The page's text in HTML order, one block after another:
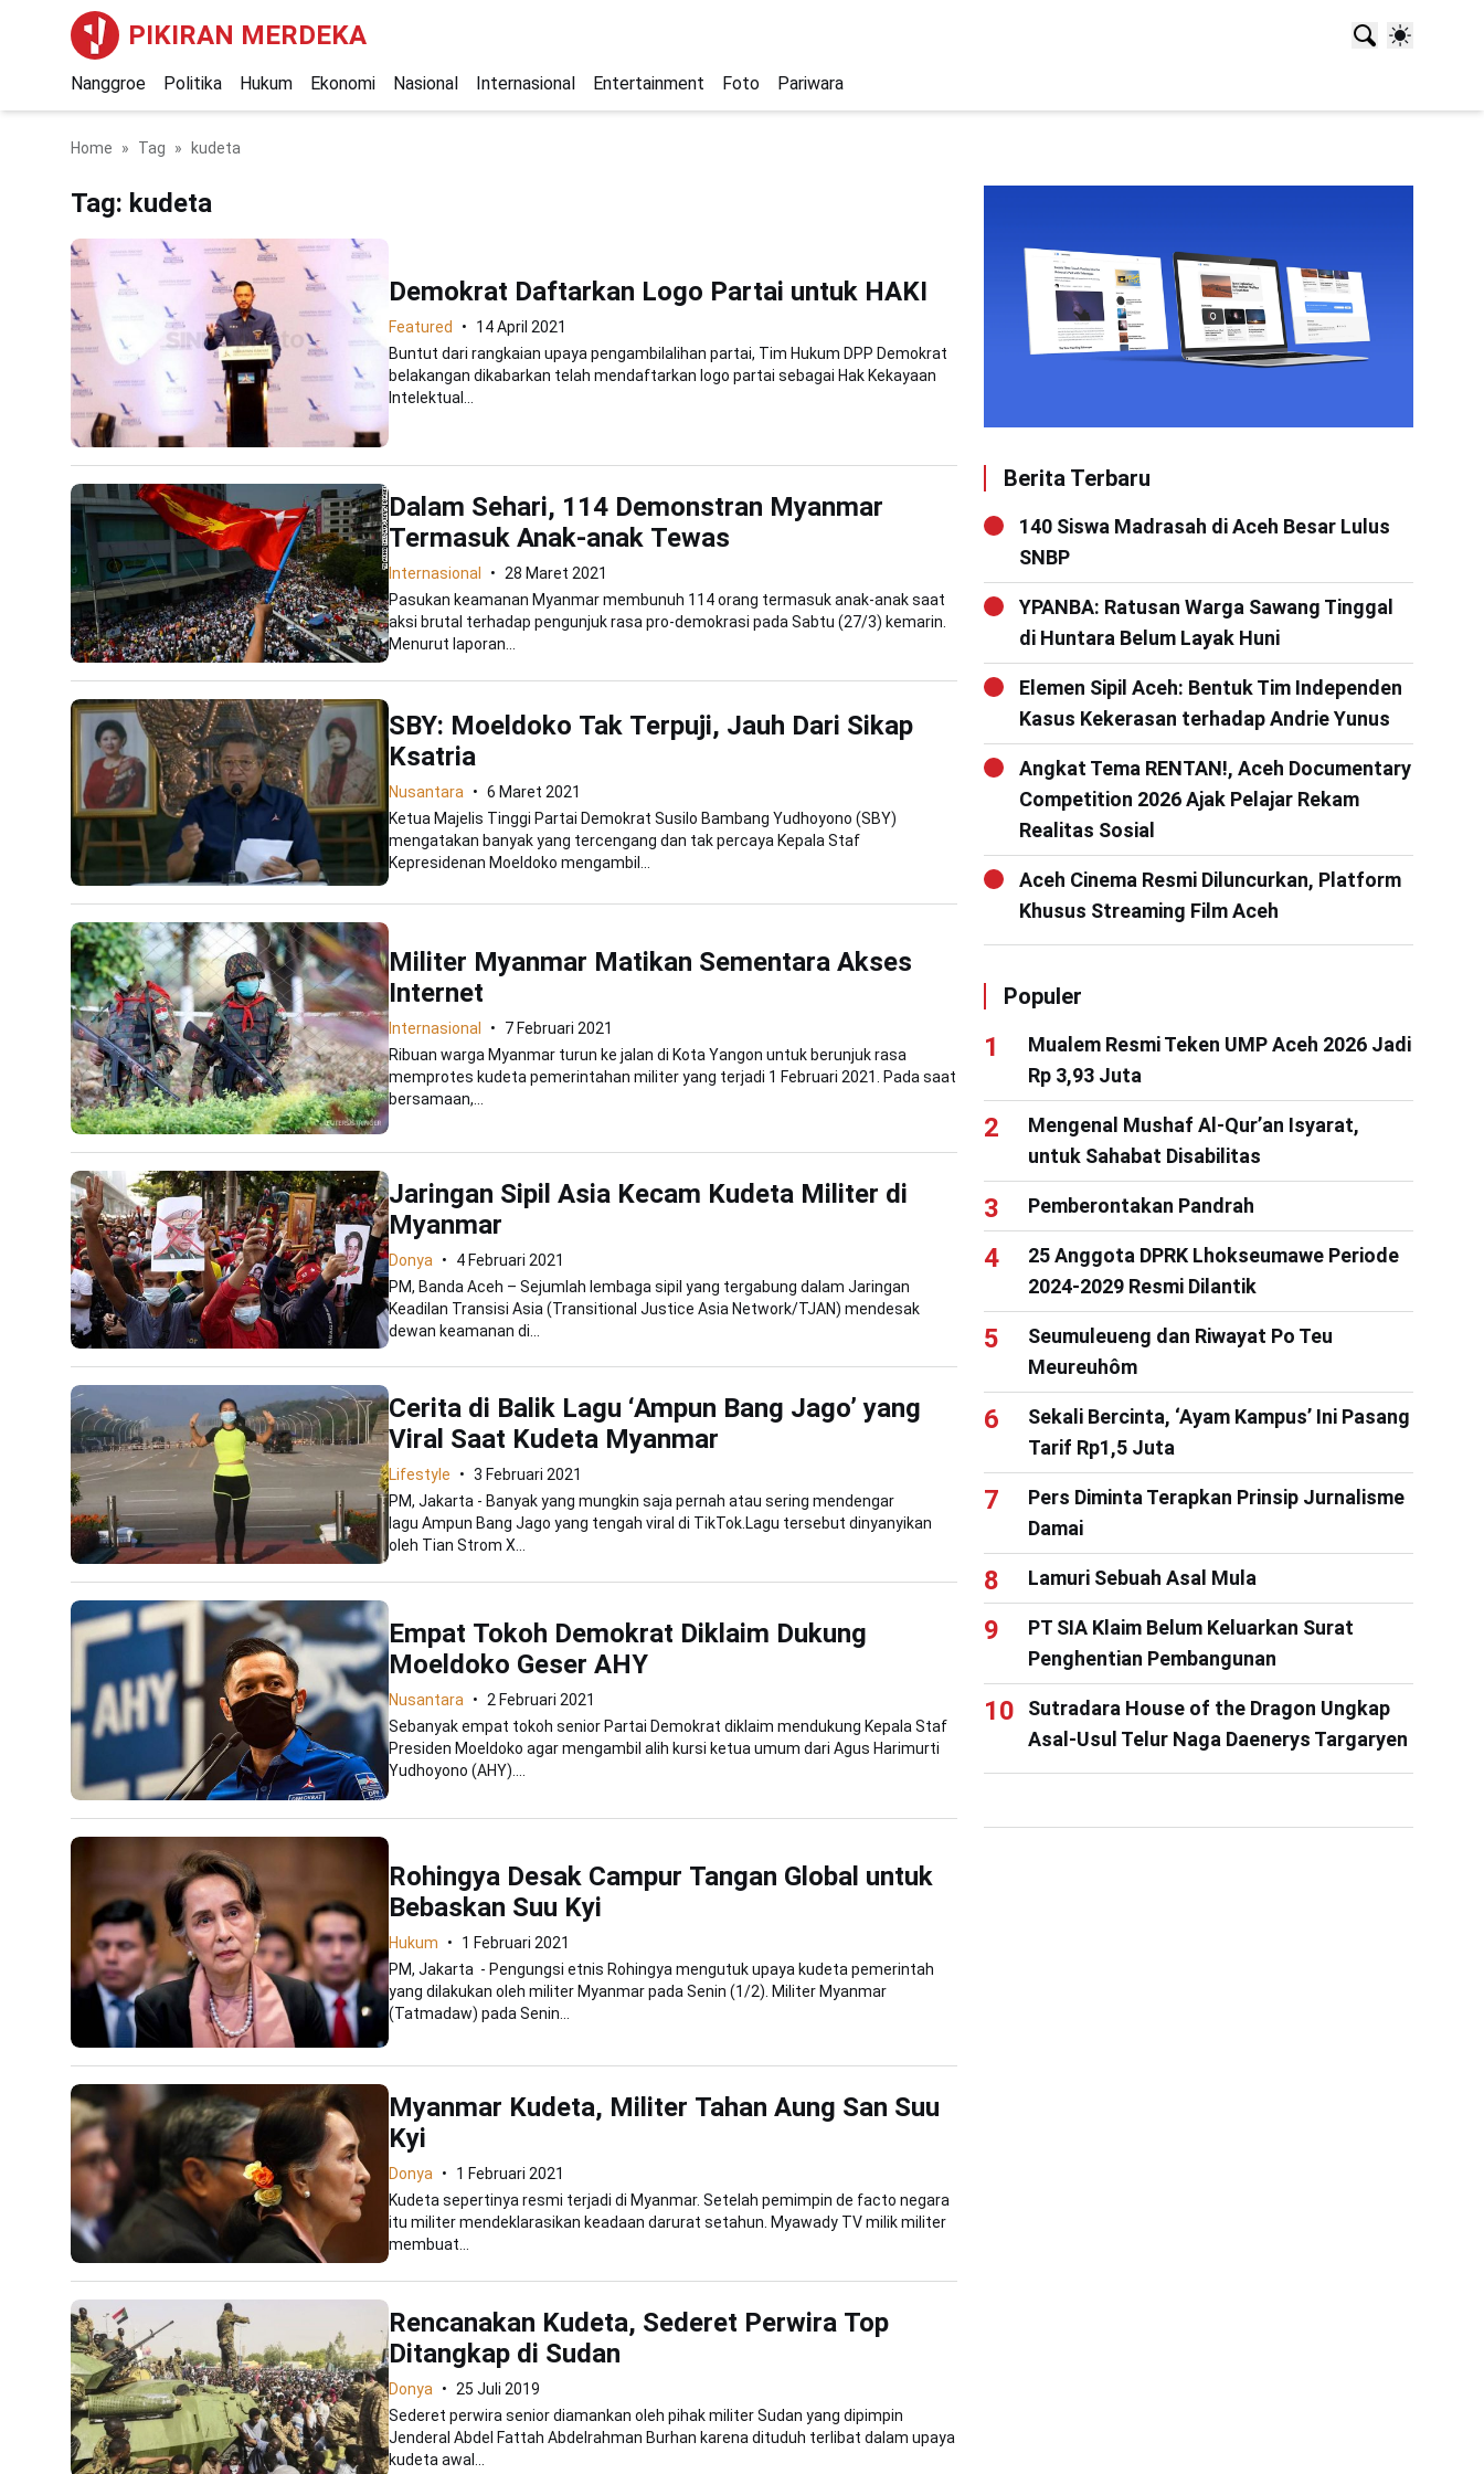
PIKIRAN MERDEKA
Nanggroe Politika Hukum Ekonomi Nasional Internasional Entertainment Foto Pariwara
Home Tag kudeta
Tag: kudeta
Demokrat Daftarkan Logo Partai untuk HAKI
Featured
14 April 2021
Buntut dari rangkaian upaya pengambilalihan partai, Tim Hukum DPP Demokrat
belakangan dikabarkan telah mendaftarkan logo partai sebagai Hak Kekayaan
Intelektual...
Dalam Sehari, 114 Demonstran Myanmar
Termasuk Anak-anak Tewas
Internasional
28 Maret 2021
Pasukan keamanan Myanmar membunuh 114 orang termasuk anak-anak saat
aksi brutal terhadap pengunjuk rasa pro-demokrasi pada Sabtu (27/3) kemarin.
Menurut laporan...
SBY: Moeldoko Tak Terpuji, Jauh Dari Sikap
Ksatria
Nusantara
6 Maret 2021
Ketua Majelis Tinggi Partai Demokrat Susilo Bambang Yudhoyono (SBY)
mengatakan banyak yang tercengang dan tak percaya Kepala Staf
Kepresidenan Moeldoko mengambil...
Militer Myanmar Matikan Sementara Akses
Internet
Internasional
7 Februari 2021
Ribuan warga Myanmar turun ke jalan di Kota Yangon untuk berunjuk rasa
memprotes kudeta pemerintahan militer yang terjadi 1 Februari 2021. Pada saat
bersamaan,...
Jaringan Sipil Asia Kecam Kudeta Militer di
Myanmar
Donya
4 Februari 2021
PM, Banda Aceh – Sejumlah lembaga sipil yang tergabung dalam Jaringan
Keadilan Transisi Asia (Transitional Justice Asia Network/TJAN) mendesak
dewan keamanan di...
Cerita di Balik Lagu ‘Ampun Bang Jago’ yang
Viral Saat Kudeta Myanmar
Lifestyle
3 Februari 2021
PM, Jakarta - Banyak yang mungkin saja pernah atau sering mendengar
lagu Ampun Bang Jago yang tengah viral di TikTok.Lagu tersebut dinyanyikan
oleh Tian Strom X...
Empat Tokoh Demokrat Diklaim Dukung
Moeldoko Geser AHY
Nusantara
2 Februari 2021
Sebanyak empat tokoh senior Partai Demokrat diklaim mendukung Kepala Staf
Presiden Moeldoko agar mengambil alih kursi ketua umum dari Agus Harimurti
Yudhoyono (AHY)....
Rohingya Desak Campur Tangan Global untuk
Bebaskan Suu Kyi
Hukum
1 Februari 2021
PM, Jakarta - Pengungsi etnis Rohingya mengutuk upaya kudeta pemerintah
yang dilakukan oleh militer Myanmar pada Senin (1/2). Militer Myanmar
(Tatmadaw) pada Senin...
Myanmar Kudeta, Militer Tahan Aung San Suu
Kyi
Donya
1 Februari 2021
Kudeta sepertinya resmi terjadi di Myanmar. Setelah pemimpin de facto negara
itu militer mendeklarasikan keadaan darurat setahun. Myawady TV milik militer
membuat...
Rencanakan Kudeta, Sederet Perwira Top
Ditangkap di Sudan
Donya
25 Juli 2019
Sederet perwira senior diamankan oleh pihak militer Sudan yang dipimpin
Jenderal Abdel Fattah Abdelrahman Burhan karena dituduh terlibat dalam upaya
kudeta awal...
Berita Terbaru
140 Siswa Madrasah di Aceh Besar Lulus
SNBP
YPANBA: Ratusan Warga Sawang Tinggal
di Huntara Belum Layak Huni
Elemen Sipil Aceh: Bentuk Tim Independen
Kasus Kekerasan terhadap Andrie Yunus
Angkat Tema RENTAN!, Aceh Documentary
Competition 2026 Ajak Pelajar Rekam
Realitas Sosial
Aceh Cinema Resmi Diluncurkan, Platform
Khusus Streaming Film Aceh
Populer
Mualem Resmi Teken UMP Aceh 2026 Jadi
Rp 3,93 Juta
Mengenal Mushaf Al-Qur’an Isyarat,
untuk Sahabat Disabilitas
Pemberontakan Pandrah
25 Anggota DPRK Lhokseumawe Periode
2024-2029 Resmi Dilantik
Seumuleueng dan Riwayat Po Teu
Meureuhôm
Sekali Bercinta, ‘Ayam Kampus’ Ini Pasang
Tarif Rp1,5 Juta
Pers Diminta Terapkan Prinsip Jurnalisme
Damai
Lamuri Sebuah Asal Mula
PT SIA Klaim Belum Keluarkan Surat
Penghentian Pembangunan
Sutradara House of the Dragon Ungkap
Asal-Usul Telur Naga Daenerys Targaryen